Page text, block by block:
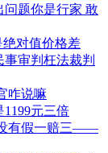
题你是行家 敢
绝对值价格差
审判枉法裁判
咋说嘛
元三倍
有假一赔三——